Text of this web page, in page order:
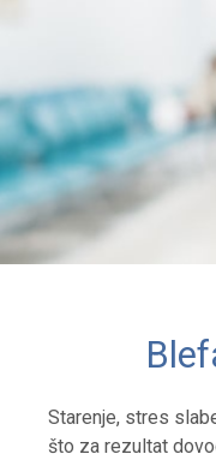
Starenje, stres
što za rezultat